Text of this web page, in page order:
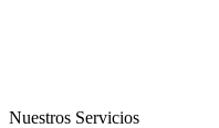
Nuestros Servicios